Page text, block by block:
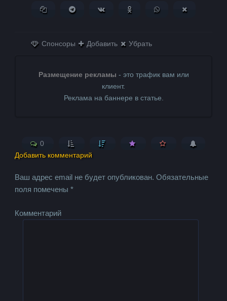
Копировать ссылкуПоделиться в Telegram
Поделиться ВКонтактеПоделиться в
Поделиться в
Спонсоры Добавить Убрать
Размещение рекламы - это трафик вам или
клиент.
Реклама на баннере в статье.
0
Добавить комментарий
Ваш адрес email не будет опубликован. Обязательные
поля помечены*
Комментарий